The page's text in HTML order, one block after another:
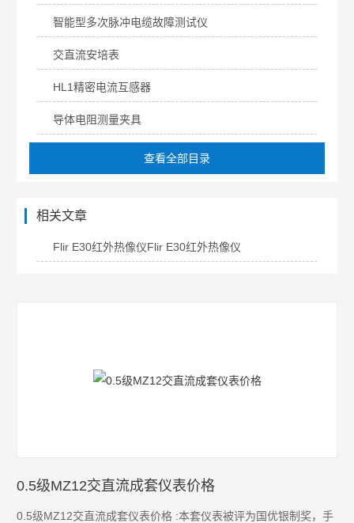
智能型多次脉冲电缆故障测试仪
交直流安培表
HL1精密电流互感器
导体电阻测量夹具
查看全部目录
相关文章
Flir E30红外热像仪Flir E30红外热像仪
0.5级MZ12交直流成套仪表价格
0.5级MZ12交直流成套仪表价格 :本套仪表被评为国优银制奖，手